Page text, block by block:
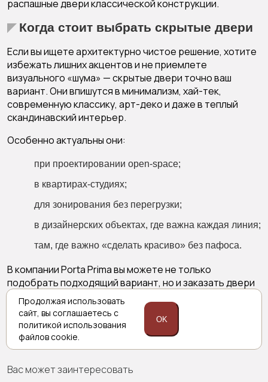
распашные двери классической конструкции.
Когда стоит выбрать скрытые двери
Если вы ищете архитектурно чистое решение, хотите
избежать лишних акцентов и не приемлете
визуального «шума» — скрытые двери точно ваш
вариант. Они впишутся в минимализм, хай-тек,
современную классику, арт-деко и даже в теплый
скандинавский интерьер.
Особенно актуальны они:
при проектировании open-space;
в квартирах-студиях;
для зонирования без перегрузки;
в дизайнерских объектах, где важна каждая линия;
там, где важно «сделать красиво» без пафоса.
В компании Porta Prima вы можете не только
подобрать подходящий вариант, но и заказать двери
с по индивидуальным размерам или под покраску,
уточнить размеры, получить расчет и рекомендации
по подготовке проема. Остались вопросы, хотите
узнать о том, как выбрать скрытую дверь — звоните!
Вас может заинтересовать
Продолжая использовать
сайт, вы соглашаетесь с
политикой использования
файлов cookie.
OK